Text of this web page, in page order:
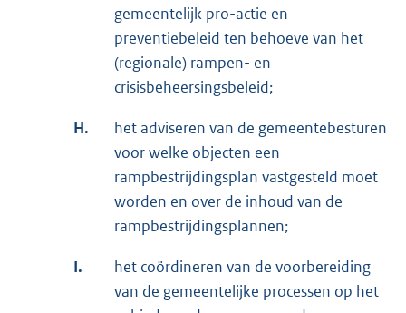
gemeentelijk pro-actie en
preventiebeleid ten behoeve van het
(regionale) rampen- en
crisisbeheersingsbeleid;
H.
het adviseren van de gemeentebesturen
voor welke objecten een
rampbestrijdingsplan vastgesteld moet
worden en over de inhoud van de
rampbestrijdingsplannen;
I.
het coördineren van de voorbereiding
van de gemeentelijke processen op het